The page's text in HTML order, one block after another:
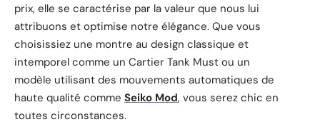
prix, elle se caractérise par la valeur que nous lui
attribuons et optimise notre élégance. Que vous
choisissiez une montre au design classique et
intemporel comme un Cartier Tank Must ou un
modèle utilisant des mouvements automatiques de
haute qualité comme Seiko Mod, vous serez chic en
toutes circonstances.